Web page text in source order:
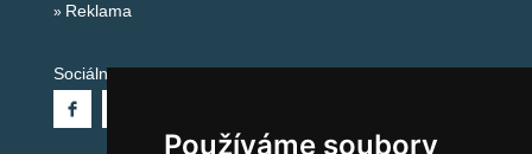
Používáme soubory
Reklama
Sociální sítě: